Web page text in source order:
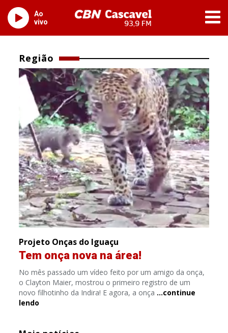
Ao
vivo
Região
Projeto Onças do Iguaçu
Tem onça nova na área!
No mês passado um vídeo feito por um amigo da onça,
o Clayton Maier, mostrou o primeiro registro de um
novo filhotinho da Indira! E agora, a onça …continue
lendo